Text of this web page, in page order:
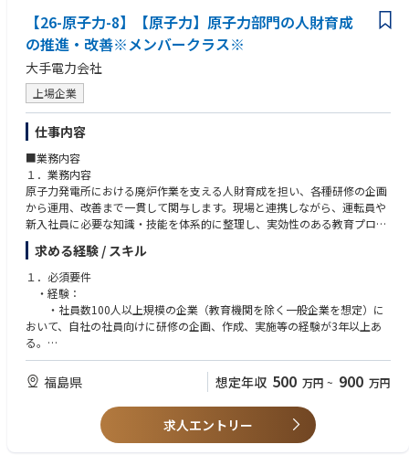
・複数の専門部門と連携しながら横断的な視点を身につけられる
自らの提案や改善活動が現場運用や品質向上につながりやすく、専門知識
を組織全体の力へ変えていく実感を得られる環境です。
■キャリアパス 以下のようなキャリアパスを想定しています。
短期（1〜3年）：これまでのご経験・知識を活かしながら、溶接検査に関
する取り纏め業務を担当いただきます。
社内関係部署と連携し、問い合わせ対応やマニュアル理解・改訂、研修対
での工事監理業務にも携わり、現場感覚と実務力を習得いただきます。
中期（3〜5年）：溶接検査領域における中核人材として、教育（研修講
師）・マニュアル整備・規制対応などを主体的に推進いただきます。
社内の検査体制の強化や業務標準化をリードし、部門横断での調整・取り
纏め役として活躍いただくことを期待しています。
引き続き、工事監理等を通じて現場との連携も担っていただきます。
長期（5年以上）：溶接検査分野における技術リーダーとして、当社の検
査体制全体を牽引していただきます。
後進の育成や教育体系の高度化を担い、組織の持続的な技術力向上に貢献
いただくとともに、廃炉事業の進展に応じた新たな課題に対しても中心と
なって対応いただくことを期待しています。
■配属先部署人数・構成
チーム別人数構成：2チーム（各4,5名）
20代：2名 30代：1名 40代：1名 50代：4名
業務を主体的に推進
・地域の関係者との対話や接点を通じて、当社への理解と信頼の醸成につ
なげる
・東通村や事業の魅力について、適切に整理し社内外へ伝達
個別業務の遂行に加え、周囲と連携しながら全体最適の視点で業務を前に
進めていくことが期待されるポジションです。
３．魅力・やりがい
青森県は、原子力発電所、使用済燃料中間貯蔵施設、使用済燃料再処理施
設など、原子燃料サイクル事業の多くの機能を担っており、日本のエネル
ギーを支えている地域です。
こうした多岐にわたる事業が青森県内で進められているのは、地元の方々
のご理解があってこそです。そのため、事業への理解を深めていただくた
盤を支えていると言っても過言ではありません。
また、報道発表などの情報発信は当社の経営にも大きく関わるものであ
り、社内の各部門との調整が不可欠です。こうした業務を通じて、幅広い
部署との関係性を築ける点も特長の一つです。
これらの経験を重ねることで、「調整力」「表現力」「地元目線」といっ
た力を実務の中で身につけていくことができます。
以下のようなキャリアパスを想定しています。
東通原子力発電所の建設再開に向けて、主にホームページやSNSを中心と
した情報発信業務を担当していただきます。あわせて、原子力発電所の建
・年齢や地域などカテゴリーごとにターゲットを想定した効果的な情報
発信を実施するノウハウを有している方
・知識・技能：
企業広報に携わった経験のある方
【26-原子力-8】【原子力】原子力部門の人財育成
の推進・改善※メンバークラス※
大手電力会社
上場企業
仕事内容
■業務内容
１．業務内容
原子力発電所における廃炉作業を支える人財育成を担い、各種研修の企画
から運用、改善まで一貫して関与します。現場と連携しながら、運転員や
新入社員に必要な知識・技能を体系的に整理し、実効性のある教育プログ
ラムへ落とし込みます。
・廃炉に必要な技術・知識を整理し、研修プログラムを企画
・運転員向け訓練の計画立案・実施・運用管理
・新入社員向け研修の企画・実施・受講管理
・研修の有効性評価と改善サイクルの推進
・発電所の関係部署と連携し、現場ニーズを反映した内容に調整
企画から評価まで一連のプロセスを回し、継続的に研修の質を高めていく
２．職責
原子力部門の人財育成を推進する中核的な立場として、教育施策の企画・
実行を担います。現場との対話を重ねながら、実効性のある研修を形にし
ていく役割を想定しています。
求める経験 / スキル
１．必須要件
・経験：
・社員数100人以上規模の企業（教育機関を除く一般企業を想定）に
おいて、自社の社員向けに研修の企画、作成、実施等の経験が3年以上あ
る。
・知識・技能：
・現場ニーズの抽出や教育後のフォローアップのヒアリングなどの対
話力が必要であり、コミュニケーションスキル（傾聴スキル、質問スキ
ル、伝達スキルなど）に関する知識を有する。
福島県 想定年収 500 万円 ~ 900 万円
求人エントリー